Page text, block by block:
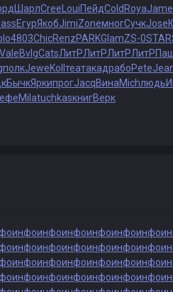
ШарлCree LouiПейдCold RoyaJame
ЕгурЯкобJimiZoneмногСучкJose
4803ChicRenzPARKGlamZS-0STAR
ValeBvlgCatsЛитРЛитРЛитРЛитР
полкJeweKoll театакадрабоPete
БычкЯркипрогJacqВинаMichлюдь
MilatuchkasкнигВерк
инфоинфоинфоинфоинфоинфо
инфоинфоинфоинфоинфоинфо
инфоинфоинфоинфоинфоинфо
инфоинфоинфоинфоинфоинфо